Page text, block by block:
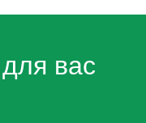
вас